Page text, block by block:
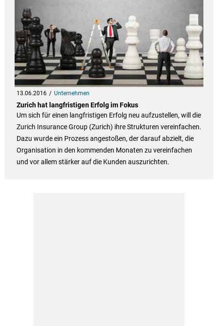
13.06.2016 Unternehmen
Zurich hat langfristigen Erfolg im Fokus
Um sich für einen langfristigen Erfolg neu aufzustellen, will die
Zurich Insurance Group (Zurich) ihre Strukturen vereinfachen.
Dazu wurde ein Prozess angestoßen, der darauf abzielt, die
Organisation in den kommenden Monaten zu vereinfachen
und vor allem stärker auf die Kunden auszurichten.